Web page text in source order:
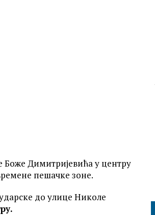
Боже Димитријевића у центру
пешачке зоне.
до улице Николе